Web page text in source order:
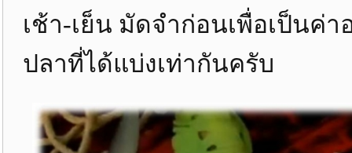
เช้า-เย็น มัดจำก่อนเพื่อเป็นค่
ปลาที่ได้แบ่งเท่ากันครับ